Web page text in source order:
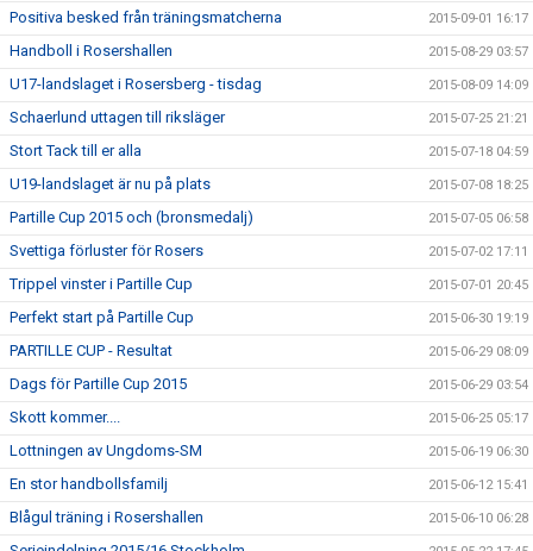
Positiva besked från träningsmatcherna 2015-09-01 16:17
Handboll i Rosershallen 2015-08-29 03:57
U17-landslaget i Rosersberg - tisdag 2015-08-09 14:09
Schaerlund uttagen till riksläger 2015-07-25 21:21
Stort Tack till er alla 2015-07-18 04:59
U19-landslaget är nu på plats 2015-07-08 18:25
Partille Cup 2015 och (bronsmedalj) 2015-07-05 06:58
Svettiga förluster för Rosers 2015-07-02 17:11
Trippel vinster i Partille Cup 2015-07-01 20:45
Perfekt start på Partille Cup 2015-06-30 19:19
PARTILLE CUP - Resultat 2015-06-29 08:09
Dags för Partille Cup 2015 2015-06-29 03:54
Skott kommer.... 2015-06-25 05:17
Lottningen av Ungdoms-SM 2015-06-19 06:30
En stor handbollsfamilj 2015-06-12 15:41
Blågul träning i Rosershallen 2015-06-10 06:28